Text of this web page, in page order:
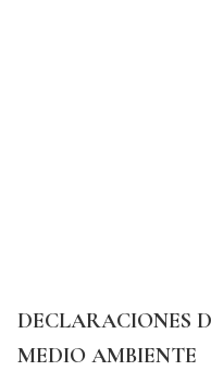
DECLARACIONES
MEDIO AMBIENTE